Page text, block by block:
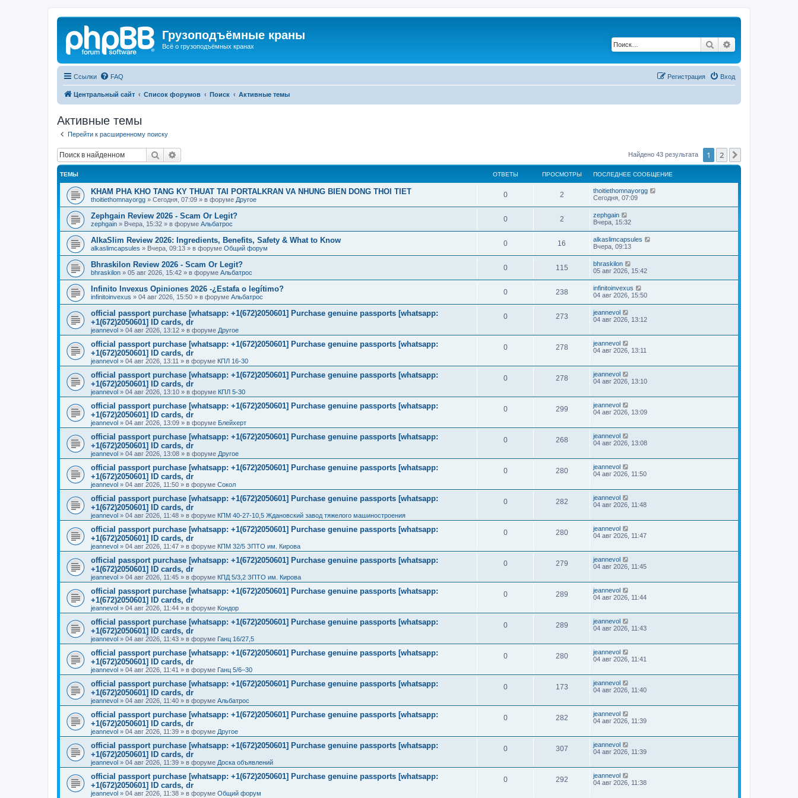
Грузоподъёмные краны
Всё о грузоподъёмных кранах Поиск
Ссылки FAQ Вход
Регистрация
Центральный сайт Список форумов Поиск Активные темы
Активные темы
Перейти к расширенному поиску
Поиск Найдено 43 результата 1 2
ТЕМЫ ОТВЕТЫ ПРОСМОТРЫ ПОСЛЕДНЕЕ СООБЩЕНИЕ
KHAM PHA KHO TANG KY THUAT TAI PORTALKRAN VA NHUNG BIEN DONG THOI TIET
thoitiethomnayorgg » Сегодня, 07:09 » в форуме Другое
0 2
thoitiethomnayorgg
Сегодня, 07:09
Zephgain Review 2026 - Scam Or Legit?
zephgain » Вчера, 15:32 » в форуме Альбатрос
0 2
zephgain
Вчера, 15:32
AlkaSlim Review 2026: Ingredients, Benefits, Safety & What to Know
alkaslimcapsules » Вчера, 09:13 » в форуме Общий форум
0 16
alkaslimcapsules
Вчера, 09:13
Bhraskilon Review 2026 - Scam Or Legit?
bhraskilon » 05 авг 2026, 15:42 » в форуме Альбатрос
0 115
bhraskilon
05 авг 2026, 15:42
Infinito Invexus Opiniones 2026 -¿Estafa o legítimo?
infinitoinvexus » 04 авг 2026, 15:50 » в форуме Альбатрос
0 238
infinitoinvexus
04 авг 2026, 15:50
official passport purchase [whatsapp: +1(672)2050601] Purchase genuine passports [whatsapp:
+1(672)2050601] ID cards, dr
jeannevol » 04 авг 2026, 13:12 » в форуме Другое
0 273
jeannevol
04 авг 2026, 13:12
official passport purchase [whatsapp: +1(672)2050601] Purchase genuine passports [whatsapp:
+1(672)2050601] ID cards, dr
jeannevol » 04 авг 2026, 13:11 » в форуме КПЛ 16-30
0 278
jeannevol
04 авг 2026, 13:11
official passport purchase [whatsapp: +1(672)2050601] Purchase genuine passports [whatsapp:
+1(672)2050601] ID cards, dr
jeannevol » 04 авг 2026, 13:10 » в форуме КПЛ 5-30
0 278
jeannevol
04 авг 2026, 13:10
official passport purchase [whatsapp: +1(672)2050601] Purchase genuine passports [whatsapp:
+1(672)2050601] ID cards, dr
jeannevol » 04 авг 2026, 13:09 » в форуме Блейхерт
0 299
jeannevol
04 авг 2026, 13:09
official passport purchase [whatsapp: +1(672)2050601] Purchase genuine passports [whatsapp:
+1(672)2050601] ID cards, dr
jeannevol » 04 авг 2026, 13:08 » в форуме Другое
0 268
jeannevol
04 авг 2026, 13:08
official passport purchase [whatsapp: +1(672)2050601] Purchase genuine passports [whatsapp:
+1(672)2050601] ID cards, dr
jeannevol » 04 авг 2026, 11:50 » в форуме Сокол
0 280
jeannevol
04 авг 2026, 11:50
official passport purchase [whatsapp: +1(672)2050601] Purchase genuine passports [whatsapp:
+1(672)2050601] ID cards, dr
jeannevol » 04 авг 2026, 11:48 » в форуме КПМ 40-27-10,5 Ждановский завод тяжелого машиностроения
0 282
jeannevol
04 авг 2026, 11:48
official passport purchase [whatsapp: +1(672)2050601] Purchase genuine passports [whatsapp:
+1(672)2050601] ID cards, dr
jeannevol » 04 авг 2026, 11:47 » в форуме КПМ 32/5 ЗПТО им. Кирова
0 280
jeannevol
04 авг 2026, 11:47
official passport purchase [whatsapp: +1(672)2050601] Purchase genuine passports [whatsapp:
+1(672)2050601] ID cards, dr
jeannevol » 04 авг 2026, 11:45 » в форуме КПД 5/3,2 ЗПТО им. Кирова
0 279
jeannevol
04 авг 2026, 11:45
official passport purchase [whatsapp: +1(672)2050601] Purchase genuine passports [whatsapp:
+1(672)2050601] ID cards, dr
jeannevol » 04 авг 2026, 11:44 » в форуме Кондор
0 289
jeannevol
04 авг 2026, 11:44
official passport purchase [whatsapp: +1(672)2050601] Purchase genuine passports [whatsapp:
+1(672)2050601] ID cards, dr
jeannevol » 04 авг 2026, 11:43 » в форуме Ганц 16/27,5
0 289
jeannevol
04 авг 2026, 11:43
official passport purchase [whatsapp: +1(672)2050601] Purchase genuine passports [whatsapp:
+1(672)2050601] ID cards, dr
jeannevol » 04 авг 2026, 11:41 » в форуме Ганц 5/6–30
0 280
jeannevol
04 авг 2026, 11:41
official passport purchase [whatsapp: +1(672)2050601] Purchase genuine passports [whatsapp:
+1(672)2050601] ID cards, dr
jeannevol » 04 авг 2026, 11:40 » в форуме Альбатрос
0 173
jeannevol
04 авг 2026, 11:40
official passport purchase [whatsapp: +1(672)2050601] Purchase genuine passports [whatsapp:
+1(672)2050601] ID cards, dr
jeannevol » 04 авг 2026, 11:39 » в форуме Другое
0 282
jeannevol
04 авг 2026, 11:39
official passport purchase [whatsapp: +1(672)2050601] Purchase genuine passports [whatsapp:
+1(672)2050601] ID cards, dr
jeannevol » 04 авг 2026, 11:39 » в форуме Доска объявлений
0 307
jeannevol
04 авг 2026, 11:39
official passport purchase [whatsapp: +1(672)2050601] Purchase genuine passports [whatsapp:
+1(672)2050601] ID cards, dr
jeannevol » 04 авг 2026, 11:38 » в форуме Общий форум
0 292
jeannevol
04 авг 2026, 11:38